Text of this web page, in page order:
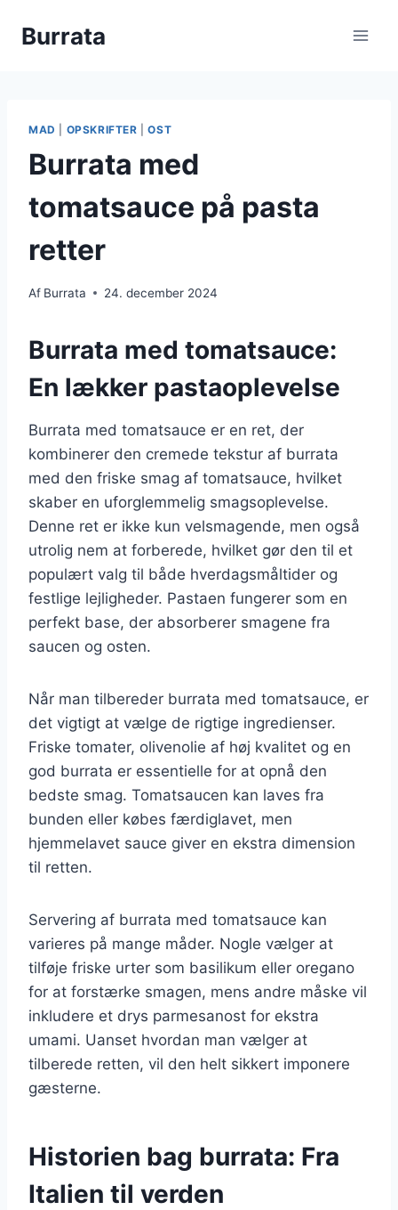
Burrata
MAD OPSKRIFTER |OST
Burrata med
tomatsauce på pasta
retter
Af Burrata 24. december 2024
Burrata med tomatsauce:
En lækker pastaoplevelse
Burrata med tomatsauce er en ret, der
kombinerer den cremede tekstur af burrata
med den friske smag af tomatsauce, hvilket
skaber en uforglemmelig smagsoplevelse.
Denne ret er ikke kun velsmagende, men også
utrolig nem at forberede, hvilket gør den til et
populært valg til både hverdagsmåltider og
festlige lejligheder. Pastaen fungerer som en
perfekt base, der absorberer smagene fra
saucen og osten.
Når man tilbereder burrata med tomatsauce, er
det vigtigt at vælge de rigtige ingredienser.
Friske tomater, olivenolie af høj kvalitet og en
god burrata er essentielle for at opnå den
bedste smag. Tomatsaucen kan laves fra
bunden eller købes færdiglavet, men
hjemmelavet sauce giver en ekstra dimension
til retten.
Servering af burrata med tomatsauce kan
varieres på mange måder. Nogle vælger at
tilføje friske urter som basilikum eller oregano
for at forstærke smagen, mens andre måske vil
inkludere et drys parmesanost for ekstra
umami. Uanset hvordan man vælger at
tilberede retten, vil den helt sikkert imponere
gæsterne.
Historien bag burrata: Fra
Italien til verden